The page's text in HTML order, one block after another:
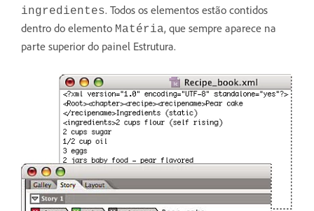
ingredientes. Todos os elementos estão contidos
dentro do elemento Matéria, que sempre aparece na
parte superior do painel Estrutura.